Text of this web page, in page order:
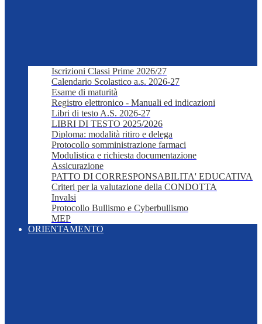
Iscrizioni Classi Prime 2026/27
Calendario Scolastico a.s. 2026-27
Esame di maturità
Registro elettronico - Manuali ed indicazioni
Libri di testo A.S. 2026-27
LIBRI DI TESTO 2025/2026
Diploma: modalità ritiro e delega
Protocollo somministrazione farmaci
Modulistica e richiesta documentazione
Assicurazione
PATTO DI CORRESPONSABILITA' EDUCATIVA
Criteri per la valutazione della CONDOTTA
Invalsi
Protocollo Bullismo e Cyberbullismo
MEP
ORIENTAMENTO